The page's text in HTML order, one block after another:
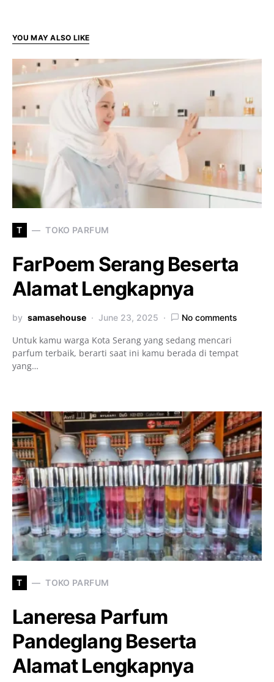
YOU MAY ALSO LIKE
T TOKO PARFUM
FarPoem Serang Beserta
Alamat Lengkapnya
by samasehouse June 23, 2025 No comments
Untuk kamu warga Kota Serang yang sedang mencari
parfum terbaik, berarti saat ini kamu berada di tempat
yang…
T TOKO PARFUM
Laneresa Parfum
Pandeglang Beserta
Alamat Lengkapnya